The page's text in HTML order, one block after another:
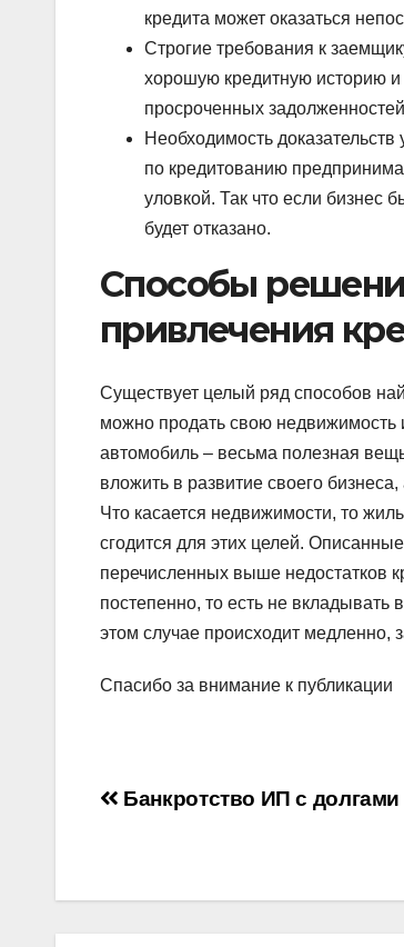
кредита может оказаться
Строгие требования к
хорошую кредитную историю и
просроченных
Необходимость
по кредитованию
уловкой. Так что если бизнес
будет отказано.
Способы
привлечения
Существует целый ряд способов
можно продать свою недвижимость
автомобиль – весьма полезная
вложить в развитие своего
Что касается недвижимости, то
сгодится для этих целей.
перечисленных выше недостатков
постепенно, то есть не
этом случае происходит медленно,
Спасибо за внимание к публикации
Навигация
записям
Банкротство ИП с долгами